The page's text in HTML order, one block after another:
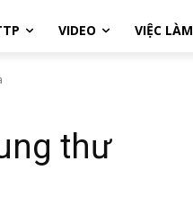
VIDEO VIỆC LÀM
thư